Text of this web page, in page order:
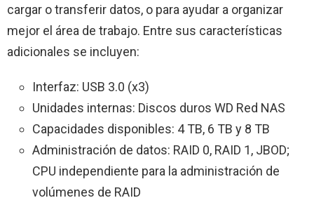
cargar o transferir datos, o para ayudar a organizar
mejor el área de trabajo. Entre sus características
adicionales se incluyen:
Interfaz: USB 3.0 (x3)
Unidades internas: Discos duros WD Red NAS
Capacidades disponibles: 4 TB, 6 TB y 8 TB
Administración de datos: RAID 0, RAID 1, JBOD;
CPU independiente para la administración de
volúmenes de RAID